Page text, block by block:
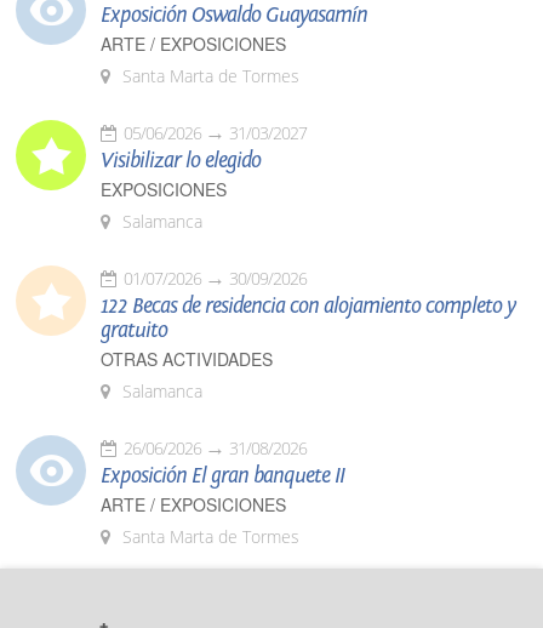
Exposición Oswaldo Guayasamín
ARTE / EXPOSICIONES
Santa Marta de Tormes
05/06/2026 31/03/2027
Visibilizar lo elegido
EXPOSICIONES
Salamanca
01/07/2026 30/09/2026
122 Becas de residencia con alojamiento completo y
gratuito
OTRAS ACTIVIDADES
Salamanca
26/06/2026 31/08/2026
Exposición El gran banquete II
ARTE / EXPOSICIONES
Santa Marta de Tormes